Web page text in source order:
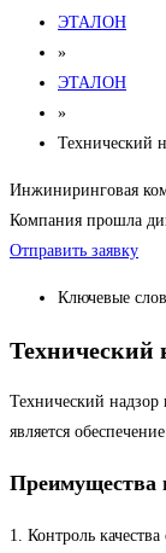
ЭТАЛОН
»
ЭТАЛОН
»
Технический
Инжиниринговая
Компания прошла
Отправить заявку
Ключевые
Технический
Технический надзор
является
Преимущества
1. Контроль